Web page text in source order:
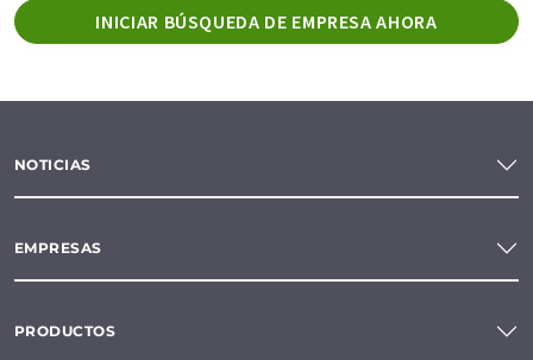
INICIAR BÚSQUEDA DE EMPRESA AHORA
NOTICIAS
EMPRESAS
PRODUCTOS